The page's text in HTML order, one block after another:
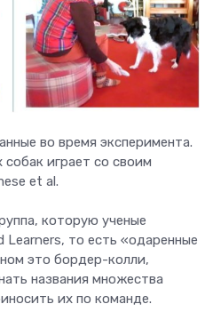
во время эксперимента.
играет со своим
et al.
которую ученые
Learners, то есть «одаренные
это бордер-колли,
названия множества
их по команде.